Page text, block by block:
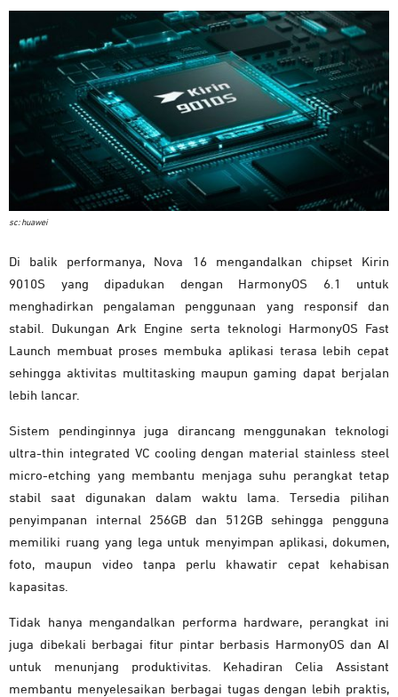
sc: huawei
Di balik performanya, Nova 16 mengandalkan chipset Kirin
9010S yang dipadukan dengan HarmonyOS 6.1 untuk
menghadirkan pengalaman penggunaan yang responsif dan
stabil. Dukungan Ark Engine serta teknologi HarmonyOS Fast
Launch membuat proses membuka aplikasi terasa lebih cepat
sehingga aktivitas multitasking maupun gaming dapat berjalan
lebih lancar.
Sistem pendinginnya juga dirancang menggunakan teknologi
ultra-thin integrated VC cooling dengan material stainless steel
micro-etching yang membantu menjaga suhu perangkat tetap
stabil saat digunakan dalam waktu lama. Tersedia pilihan
penyimpanan internal 256GB dan 512GB sehingga pengguna
memiliki ruang yang lega untuk menyimpan aplikasi, dokumen,
foto, maupun video tanpa perlu khawatir cepat kehabisan
kapasitas.
Tidak hanya mengandalkan performa hardware, perangkat ini
juga dibekali berbagai fitur pintar berbasis HarmonyOS dan AI
untuk menunjang produktivitas. Kehadiran Celia Assistant
membantu menyelesaikan berbagai tugas dengan lebih praktis,